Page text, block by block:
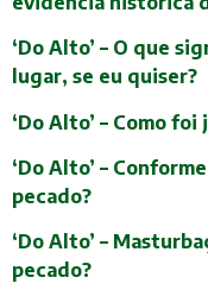
‘Do Alto’ – O que
lugar, se eu quiser?
‘Do Alto’ – Como
‘Do Alto’ –
pecado?
‘Do Alto’ –
pecado?